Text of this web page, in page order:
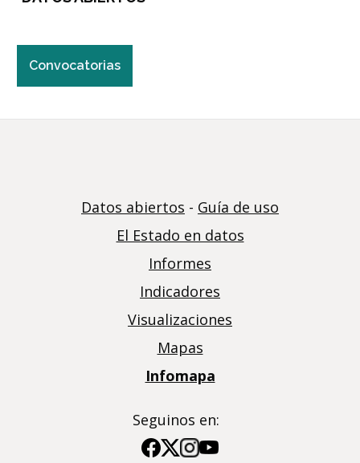
Convocatorias
Datos abiertos - Guía de uso
El Estado en datos
Informes
Indicadores
Visualizaciones
Mapas
Infomapa
Seguinos en:
Imagen
Imagen
Imagen
Imagen